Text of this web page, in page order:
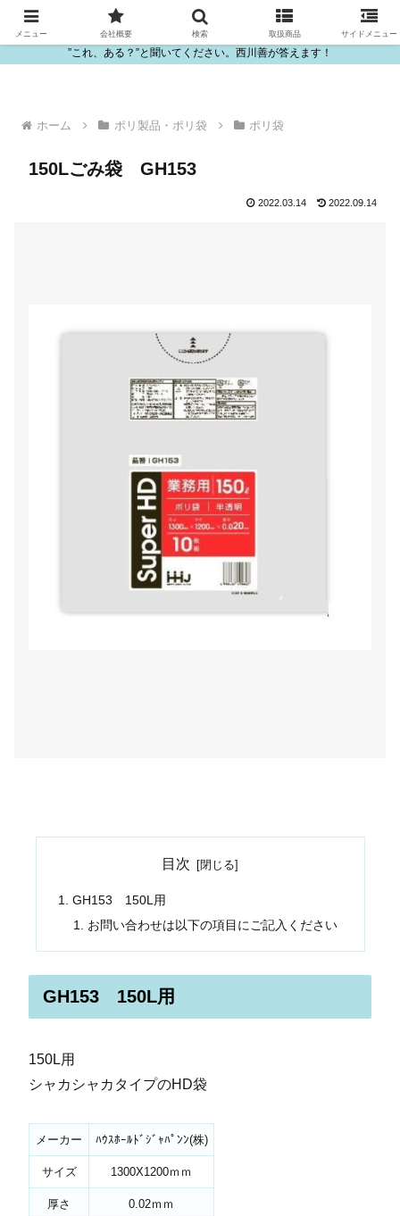
ビニール・プラスチック製品の卸販売は西川善
”これ、ある？”と聞いてください。西川善が答えます！
ホーム ポリ製品・ポリ袋 ポリ袋
150Lごみ袋 GH153
2022.03.14 2022.09.14
目次
GH153 150L用
お問い合わせは以下の項目にご記入ください
GH153 150L用
150L用
シャカシャカタイプのHD袋
メーカー ﾊｳｽﾎｰﾙﾄﾞｼﾞｬﾊﾟﾝﾝ(株)
サイズ 1300X1200ｍｍ
厚さ 0.02ｍｍ
メニュー 会社概要 検索 取扱商品 サイドメニュー